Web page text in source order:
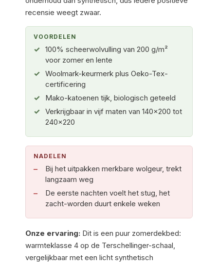
recensie weegt zwaar.
VOORDELEN
100% scheerwolvulling van 200 g/m²
voor zomer en lente
Woolmark-keurmerk plus Oeko-Tex-
certificering
Mako-katoenen tijk, biologisch geteeld
Verkrijgbaar in vijf maten van 140×200 tot
240×220
NADELEN
Bij het uitpakken merkbare wolgeur, trekt
langzaam weg
De eerste nachten voelt het stug, het
zacht-worden duurt enkele weken
Onze ervaring: Dit is een puur zomerdekbed:
warmteklasse 4 op de Terschellinger-schaal,
vergelijkbaar met een licht synthetisch